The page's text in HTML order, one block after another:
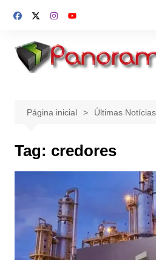
para
conteúdo
Página inicial Últimas Notícias
Tag: credores